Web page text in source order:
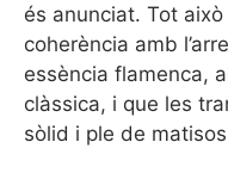
és anunciat. Tot
coherència amb
essència flamenca,
clàssica, i que les
sòlid i ple de